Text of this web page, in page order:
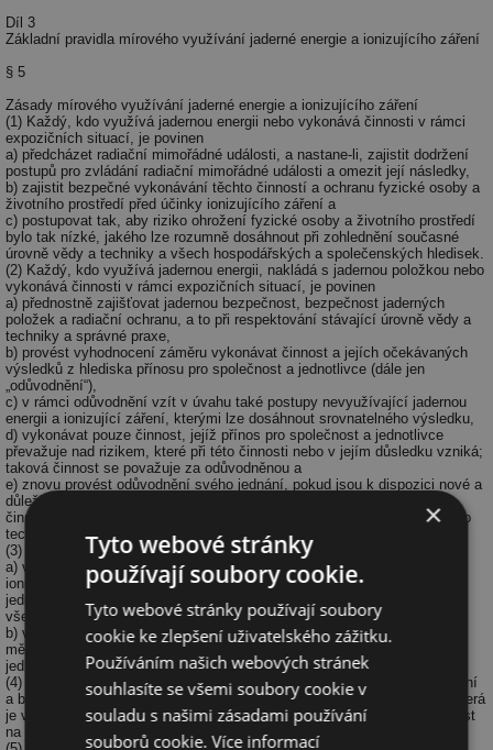
Díl 3
Základní pravidla mírového využívání jaderné energie a ionizujícího záření
§ 5
Zásady mírového využívání jaderné energie a ionizujícího záření
(1) Každý, kdo využívá jadernou energii nebo vykonává činnosti v rámci
expozičních situací, je povinen
a) předcházet radiační mimořádné události, a nastane-li, zajistit dodržení
postupů pro zvládání radiační mimořádné události a omezit její následky,
b) zajistit bezpečné vykonávání těchto činností a ochranu fyzické osoby a
životního prostředí před účinky ionizujícího záření a
c) postupovat tak, aby riziko ohrožení fyzické osoby a životního prostředí
bylo tak nízké, jakého lze rozumně dosáhnout při zohlednění současné
úrovně vědy a techniky a všech hospodářských a společenských hledisek.
(2) Každý, kdo využívá jadernou energii, nakládá s jadernou položkou nebo
vykonává činnosti v rámci expozičních situací, je povinen
a) přednostně zajišťovat jadernou bezpečnost, bezpečnost jaderných
položek a radiační ochranu, a to při respektování stávající úrovně vědy a
techniky a správné praxe,
b) provést vyhodnocení záměru vykonávat činnost a jejích očekávaných
výsledků z hlediska přínosu pro společnost a jednotlivce (dále jen
„odůvodnění“),
c) v rámci odůvodnění vzít v úvahu také postupy nevyužívající jadernou
energii a ionizující záření, kterými lze dosáhnout srovnatelného výsledku,
d) vykonávat pouze činnost, jejíž přínos pro společnost a jednotlivce
převažuje nad rizikem, které při této činnosti nebo v jejím důsledku vzniká;
taková činnost se považuje za odůvodněnou a
e) znovu provést odůvodnění svého jednání, pokud jsou k dispozici nové a
důležité poznatky o účinnosti nebo možných důsledcích vykonávané
činnosti nebo nové a důležité údaje o jiných technických postupech nebo
technologiích.
(3) Splnění povinnosti podle odstavce 2 písm. d) lze dosáhnout
a) v plánované expoziční situaci opatřením s přímým vztahem ke zdroji
ionizujícího záření, které zajišťuje přínos pro společnost a ozařovaného
jednotlivce převyšující způsobenou nebo možnou újmu a zohledňuje
všechna hlediska a stadia činnosti se zdrojem ionizujícího záření, nebo
b) v existující expoziční situaci a nehodové expoziční situaci opatřením
měnícím způsob ozáření, které zajišťuje přínos pro společnost a
jednotlivce převyšující způsobenou nebo možnou újmu.
(4) Povinnost zajistit jadernou bezpečnost, radiační ochranu, zabezpečení
a bezpečnost jaderného materiálu nebo jiné položky v jaderné oblasti, která
je významná z hlediska zajištění nešíření jaderných zbraní, nelze přenést
na jinou osobu.
×
Tyto webové stránky
používají soubory cookie.
Tyto webové stránky používají soubory
cookie ke zlepšení uživatelského zážitku.
Používáním našich webových stránek
souhlasíte se všemi soubory cookie v
souladu s našimi zásadami používání
souborů cookie.Více informací